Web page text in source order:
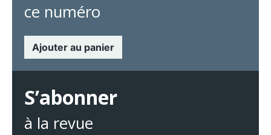
ce numéro
Ajouter au panier
S’abonner
à la revue